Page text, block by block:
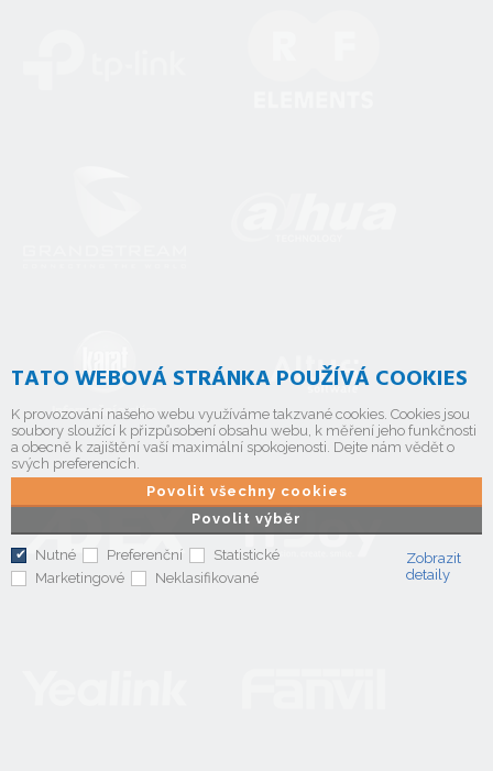
TATO WEBOVÁ STRÁNKA POUŽÍVÁ COOKIES
K provozování našeho webu využíváme takzvané cookies. Cookies jsou
soubory sloužící k přizpůsobení obsahu webu, k měření jeho funkčnosti
a obecně k zajištění vaší maximální spokojenosti. Dejte nám vědět o
svých preferencích.
Povolit výběr
Povolit všechny cookies
Nutné Preferenční
Statistické
Marketingové
Neklasifikované
Zobrazit
detaily